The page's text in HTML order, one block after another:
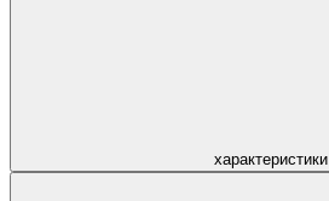
характеристики